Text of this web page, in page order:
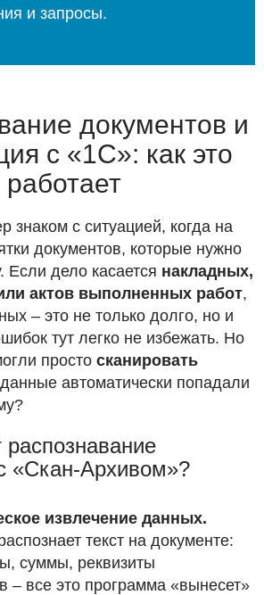
и запросы.
документов и
с «1С»: как это
работает
знаком с ситуацией, когда на
документов, которые нужно
Если дело касается накладных,
актов выполненных работ,
– это не только долго, но и
тут легко не избежать. Но
просто сканировать
автоматически попадали
распознавание
«Скан-Архивом»?
извлечение данных.
текст на документе:
суммы, реквизиты
– все это программа «вынесет»